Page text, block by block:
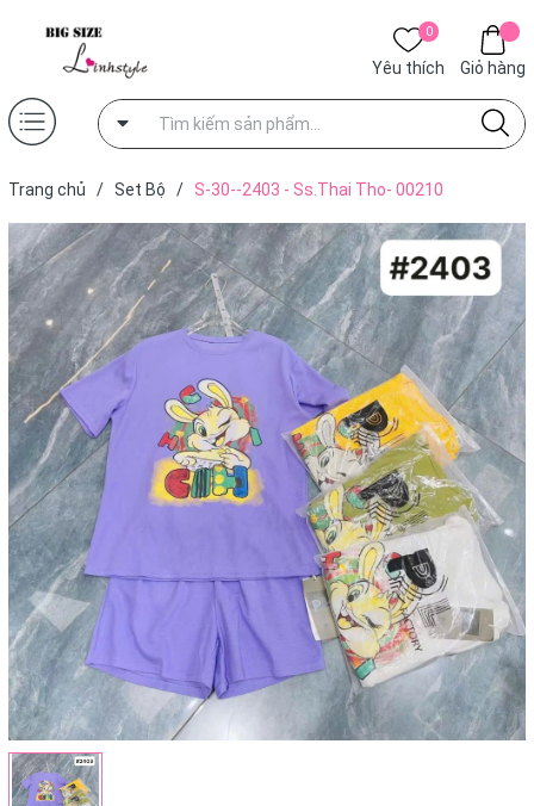
0
Yêu thích Giỏ hàng
Trang chủ / Set Bộ / S-30--2403 - Ss.Thai Tho- 00210